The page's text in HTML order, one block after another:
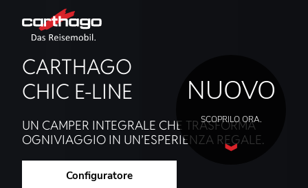
CARTHAGO
CHIC E-LINE
UN CAMPER INTEGRALE CHE TRASFORMA
OGNIVIAGGIO IN UN’ESPERIENZA REGALE.
Configuratore
NUOVO
SCOPRILO ORA.